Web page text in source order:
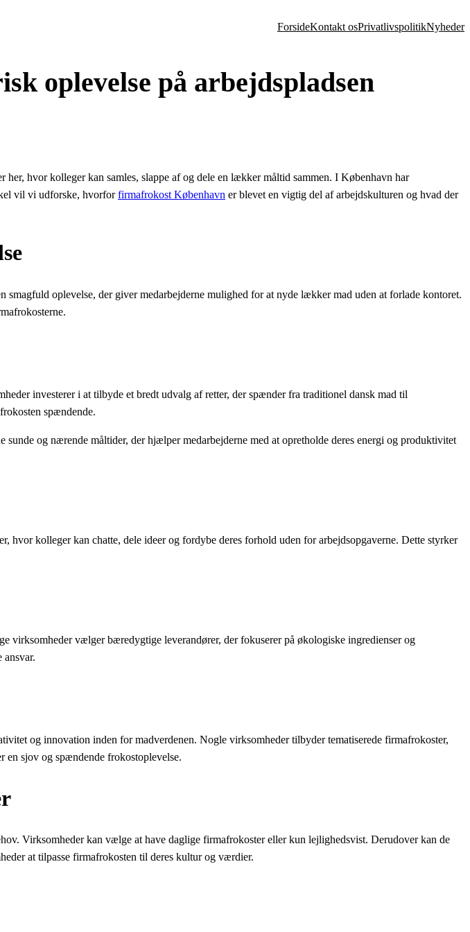
ForsideKontakt osPrivatlivspolitikNyheder
oplevelse på arbejdspladsen
hvor kolleger kan samles, slappe af og dele en lækker måltid sammen. I København har
vil vi udforske, hvorforfirmafrokost København er blevet en vigtig del af arbejdskulturen og hvad der
oplevelse, der giver medarbejderne mulighed for at nyde lækker mad uden at forlade kontoret.
investerer i at tilbyde et bredt udvalg af retter, der spænder fra traditionel dansk mad til
spændende.
og nærende måltider, der hjælper medarbejderne med at opretholde deres energi og produktivitet
kolleger kan chatte, dele ideer og fordybe deres forhold uden for arbejdsopgaverne. Dette styrker
virksomheder vælger bæredygtige leverandører, der fokuserer på økologiske ingredienser og
ansvar.
og innovation inden for madverdenen. Nogle virksomheder tilbyder tematiserede firmafrokoster,
en sjov og spændende frokostoplevelse.
Virksomheder kan vælge at have daglige firmafrokoster eller kun lejlighedsvist. Derudover kan de
at tilpasse firmafrokosten til deres kultur og værdier.